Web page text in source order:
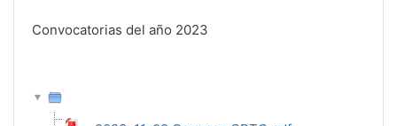
Convocatorias del año 2023